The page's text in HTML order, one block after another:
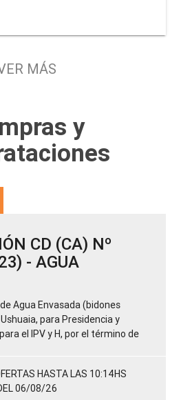
especial anunciada por
la cual tiene como
habitacional a docentes,
MÁS
y
CD (CA) Nº
- AGUA
Agua Envasada (bidones
para Presidencia y
el IPV y H, por el término de
HASTA LAS 10:14HS
06/08/26